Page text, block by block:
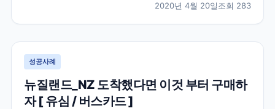
랜드, 말도 안통하는데 액티비티 과연 할 수 있을지 고민
? ] 결론부터 말씀드리면 가능하지만 케이스 바이 케...
2020년 4월 20일조회 283
성공사례
뉴질랜드_NZ 도착했다면 이것 부터 구매하
자 [ 유심 / 버스카드 ]